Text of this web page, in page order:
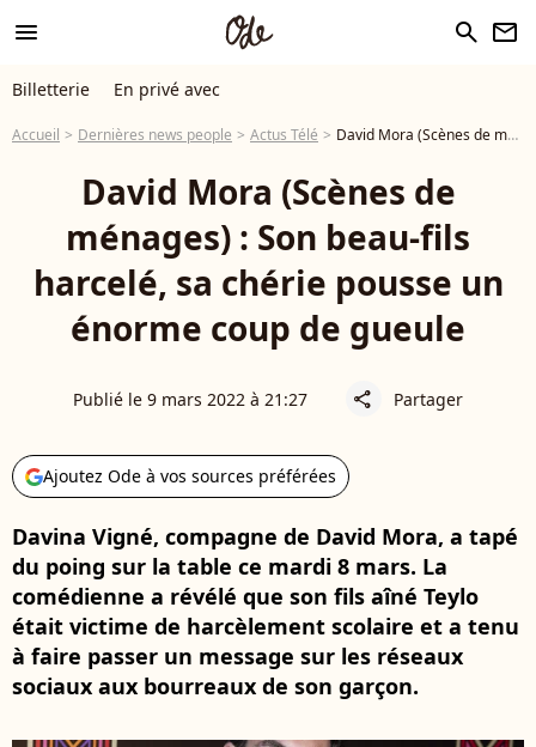
menu search newsletter
Billetterie En privé avec
Accueil Dernières news people Actus Télé David Mora (Scènes de ménages) : Son beau-fils harcelé, sa chérie pousse un énorme coup de gueule
David Mora (Scènes de
ménages) : Son beau-fils
harcelé, sa chérie pousse un
énorme coup de gueule
Publié le 9 mars 2022 à 21:27 share Partager
Ajoutez Ode à vos sources préférées
Davina Vigné, compagne de David Mora, a tapé
du poing sur la table ce mardi 8 mars. La
comédienne a révélé que son fils aîné Teylo
était victime de harcèlement scolaire et a tenu
à faire passer un message sur les réseaux
sociaux aux bourreaux de son garçon.